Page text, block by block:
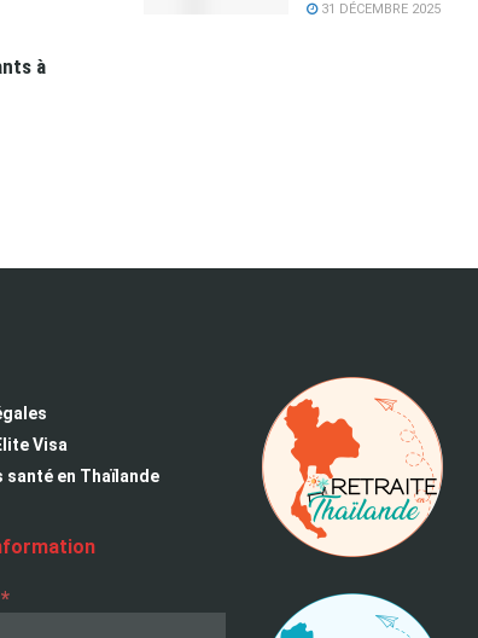
31 DÉCEMBRE 2025
à
Visa
santé en Thaïlande
*